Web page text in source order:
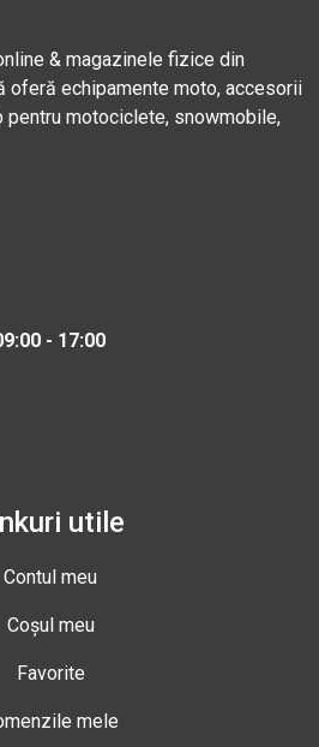
& magazinele fizice din
oferă echipamente moto, accesorii
motociclete, snowmobile,
- 17:00
utile
Contul meu
Coșul meu
Favorite
mele